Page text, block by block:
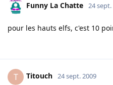
Funny La Chatte 24 sept.
pour les hauts elfs, c'est 10
T Titouch 24 sept. 2009